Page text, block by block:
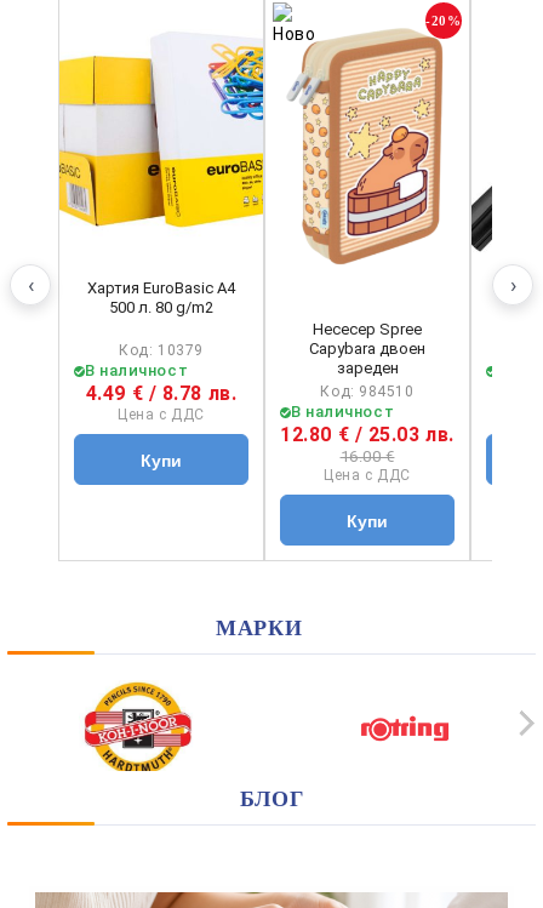
Хартия EuroBasic А4
500 л. 80 g/m2
Код: 10379
В наличност
4.49 € / 8.78 лв.
Цена с ДДС
-20%
Несесер Spree
Capybara двоен
зареден
Код: 984510
В наличност
12.80 € / 25.03 лв.
16.00 €
Цена с ДДС
‹ ›
МАРКИ
БЛОГ